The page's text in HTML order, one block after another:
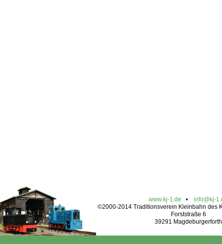
www.kj-1.de • info@kj-
©2000-2014 Traditionsverein Kleinbahn des
Forststraße 6
39291 Magdeburgerforth